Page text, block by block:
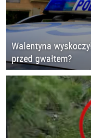
Walentyna
przed gwałtem?